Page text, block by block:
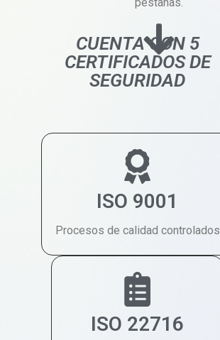
CUENTA CON 5
CERTIFICADOS DE
SEGURIDAD
ISO 9001
Procesos de calidad controlados
ISO 22716